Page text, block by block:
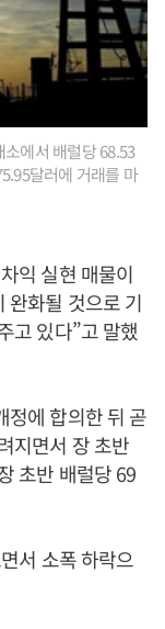
에서 배럴당 68.53
달러에 거래를 마
익 실현 매물이
완화될 것으로 기
고 있다”고 말했
정에 합의한 뒤 곧
지면서 장 초반
초반 배럴당 69
서 소폭 하락으